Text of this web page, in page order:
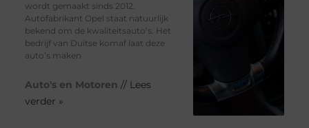
wordt gemaakt sinds 2012.
Autofabrikant Opel staat natuurlijk
bekend om de kwaliteitsauto’s. Het
bedrijf van Duitse komaf laat deze
auto’s maken
Auto's en Motoren // Lees
verder »